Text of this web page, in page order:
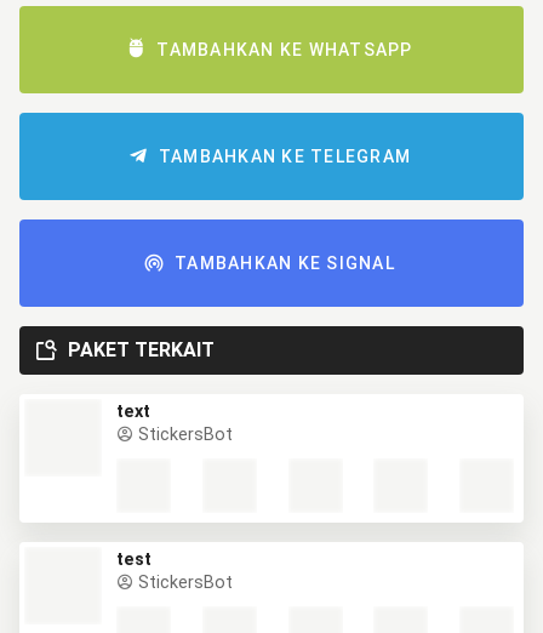
TAMBAHKAN KE WHATSAPP
TAMBAHKAN KE TELEGRAM
TAMBAHKAN KE SIGNAL
PAKET TERKAIT
text
StickersBot
test
StickersBot